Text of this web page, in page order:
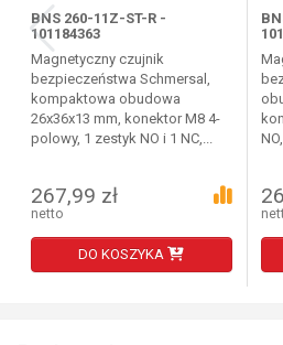
BNS 260-11Z-ST-R -
101184363
Magnetyczny czujnik
bezpieczeństwa Schmersal,
kompaktowa obudowa
26x36x13 mm, konektor M8 4-
polowy, 1 zestyk NO i 1 NC,...
267,99 zł
netto
DO KOSZYKA